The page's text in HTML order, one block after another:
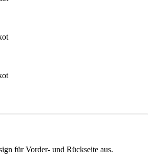
für Vorder- und Rückseite aus.